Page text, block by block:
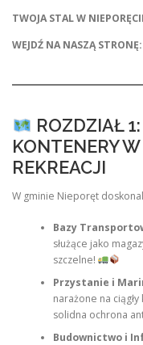
TWOJA STAL W
WEJDŹ NA NASZĄ STRONĘ:
ROZDZIAŁ
KONTENERY
REKREACJI
W gminie Nieporęt
Bazy
służące jako
szczelne!
Przystanie i
narażone na
solidna ochrona
Budownictwo i